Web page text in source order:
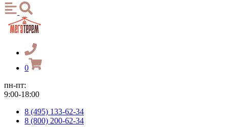
0
пн-пт:
9:00-18:00
8 (495) 133-62-34
8 (800) 200-62-34